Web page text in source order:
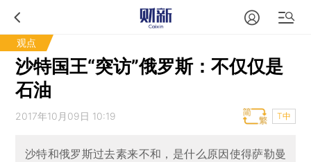
观点
沙特国王“突访”俄罗斯：不仅仅是
石油
2017年10月09日 10:19 T中
沙特和俄罗斯过去素来不和，是什么原因使得萨勒曼